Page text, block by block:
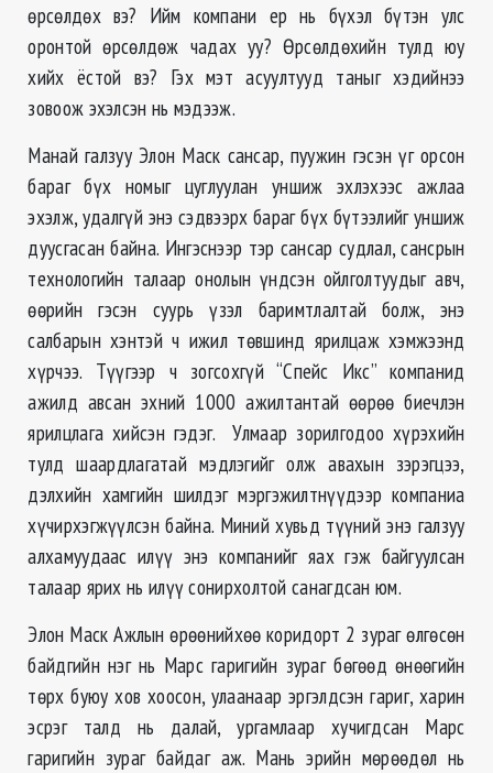
өрсөлдөх вэ? Ийм компани ер нь бүхэл бүтэн улс
оронтой өрсөлдөж чадах уу? Өрсөлдөхийн тулд юу
хийх ёстой вэ? Гэх мэт асуултууд таныг хэдийнээ
зовоож эхэлсэн нь мэдээж.
Манай галзуу Элон Маск сансар, пуужин гэсэн үг орсон
бараг бүх номыг цуглуулан уншиж эхлэхээс ажлаа
эхэлж, удалгүй энэ сэдвээрх бараг бүх бүтээлийг уншиж
дуусгасан байна. Ингэснээр тэр сансар судлал, сансрын
технологийн талаар онолын үндсэн ойлголтуудыг авч,
өөрийн гэсэн суурь үзэл баримтлалтай болж, энэ
салбарын хэнтэй ч ижил төвшинд ярилцаж хэмжээнд
хүрчээ. Түүгээр ч зогсохгүй “Спейс Икс” компанид
ажилд авсан эхний 1000 ажилтантай өөрөө биечлэн
ярилцлага хийсэн гэдэг. Улмаар зорилгодоо хүрэхийн
тулд шаардлагатай мэдлэгийг олж авахын зэрэгцээ,
дэлхийн хамгийн шилдэг мэргэжилтнүүдээр компаниа
хүчирхэгжүүлсэн байна. Миний хувьд түүний энэ галзуу
алхамуудаас илүү энэ компанийг яах гэж байгуулсан
талаар ярих нь илүү сонирхолтой санагдсан юм.
Элон Маск Ажлын өрөөнийхөө коридорт 2 зураг өлгөсөн
байдгийн нэг нь Марс гаригийн зураг бөгөөд өнөөгийн
төрх буюу хов хоосон, улаанаар эргэлдсэн гариг, харин
эсрэг талд нь далай, ургамлаар хучигдсан Марс
гаригийн зураг байдаг аж. Мань эрийн мөрөөдөл нь